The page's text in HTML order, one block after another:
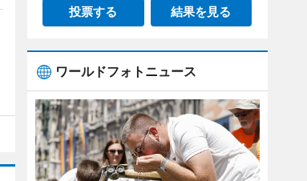
投票する 結果を見る
ワールドフォトニュース